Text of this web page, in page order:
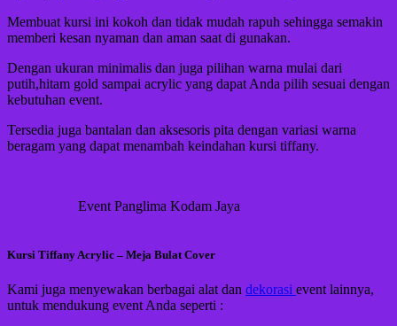
Membuat kursi ini kokoh dan tidak mudah rapuh sehingga semakin
memberi kesan nyaman dan aman saat di gunakan.
Dengan ukuran minimalis dan juga pilihan warna mulai dari
putih,hitam gold sampai acrylic yang dapat Anda pilih sesuai dengan
kebutuhan event.
Tersedia juga bantalan dan aksesoris pita dengan variasi warna
beragam yang dapat menambah keindahan kursi tiffany.
Event Panglima Kodam Jaya
Kursi Tiffany Acrylic – Meja Bulat Cover
Kami juga menyewakan berbagai alat dan dekorasi event lainnya,
untuk mendukung event Anda seperti :